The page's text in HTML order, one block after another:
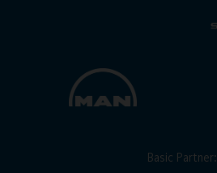
Basic Partner: